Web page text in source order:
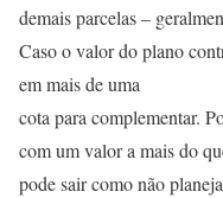
demais parcelas –
Caso o valor do plano
em mais de uma
cota para complementar.
com um valor a mais do
pode sair como não